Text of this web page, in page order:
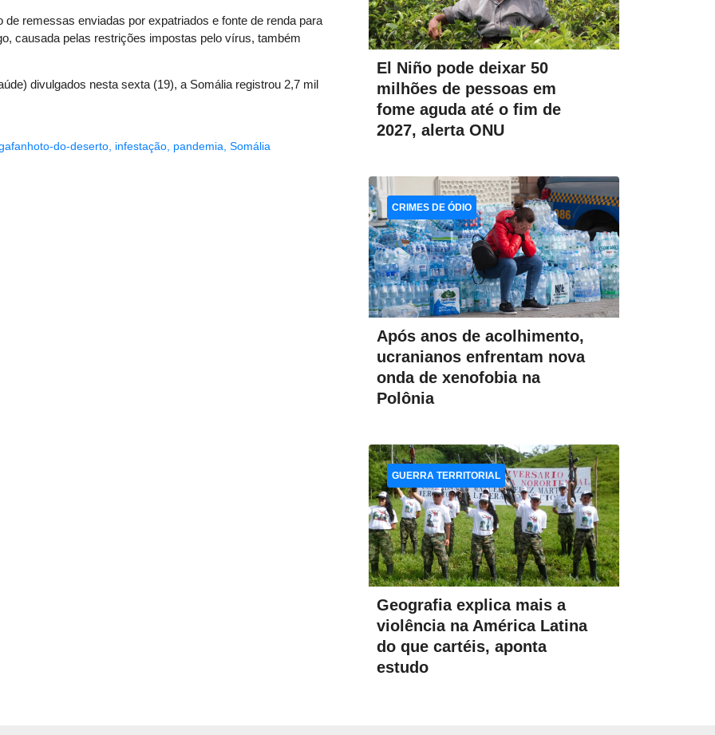
de remessas enviadas por expatriados e fonte de renda para
causada pelas restrições impostas pelo vírus, também
divulgados nesta sexta (19), a Somália registrou 2,7 mil
do-deserto, infestação, pandemia, Somália
El Niño pode deixar 50
milhões de pessoas em
fome aguda até o fim de
2027, alerta ONU
Após anos de acolhimento,
ucranianos enfrentam nova
onda de xenofobia na
Polônia
CRIMES DE ÓDIO
Geografia explica mais a
violência na América Latina
do que cartéis, aponta
estudo
GUERRA TERRITORIAL